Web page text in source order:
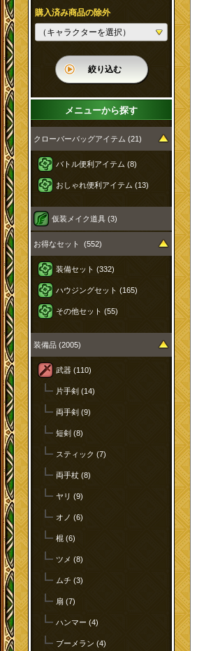
購入済み商品の除外
絞り込む
メニューから探す
クローバーバッグアイテム (21)
バトル便利アイテム (8)
おしゃれ便利アイテム (13)
仮装メイク道具 (3)
お得なセット (552)
装備セット (332)
ハウジングセット (165)
その他セット (55)
装備品 (2005)
武器 (110)
片手剣 (14)
両手剣 (9)
短剣 (8)
スティック (7)
両手杖 (8)
ヤリ (9)
オノ (6)
棍 (6)
ツメ (8)
ムチ (3)
扇 (7)
ハンマー (4)
ブーメラン (4)